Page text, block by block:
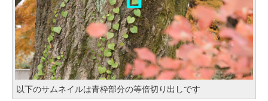
以下のサムネイルは青枠部分の等倍切り出しです